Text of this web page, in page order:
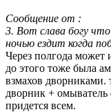
Сообщение от :
3. Вот слава богу
ночью ездит когда
Через полгода может
до этого тоже была
взмахов дворниками.
дворник + омыватель
придется всем.